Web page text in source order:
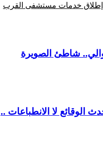
خدمات مستشفى القرب
شاطئ الصويرة
الوقائع لا الانطباعات ..